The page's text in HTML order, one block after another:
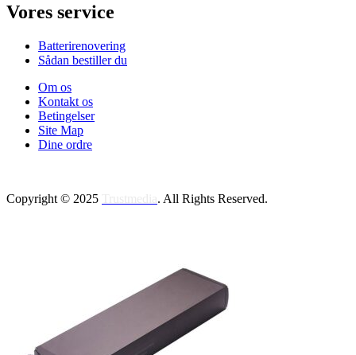
Vores service
Batterirenovering
Sådan bestiller du
Om os
Kontakt os
Betingelser
Site Map
Dine ordre
Copyright © 2025 . All Rights Reserved.